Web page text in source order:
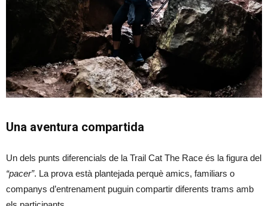
Una aventura compartida
Un dels punts diferencials de la Trail Cat The Race és la figura del
“pacer”. La prova està plantejada perquè amics, familiars o
companys d’entrenament puguin compartir diferents trams amb